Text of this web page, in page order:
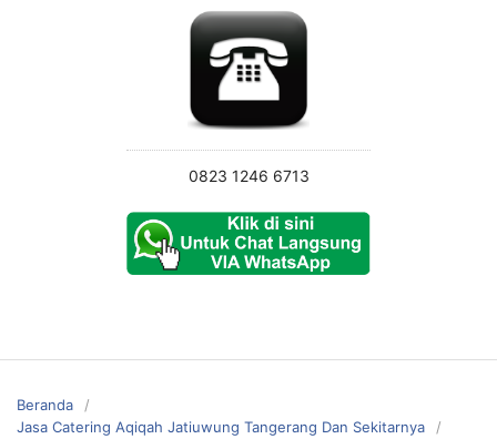
0823 1246 6713
Beranda
Jasa Catering Aqiqah Jatiuwung Tangerang Dan Sekitarnya